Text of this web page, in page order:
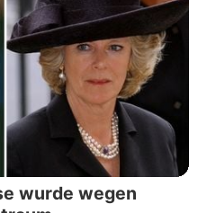
wurde wegen